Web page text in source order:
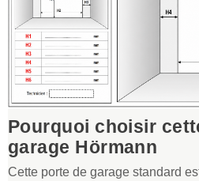
Pourquoi choisir
garage Hörmann
Cette porte de garage standard